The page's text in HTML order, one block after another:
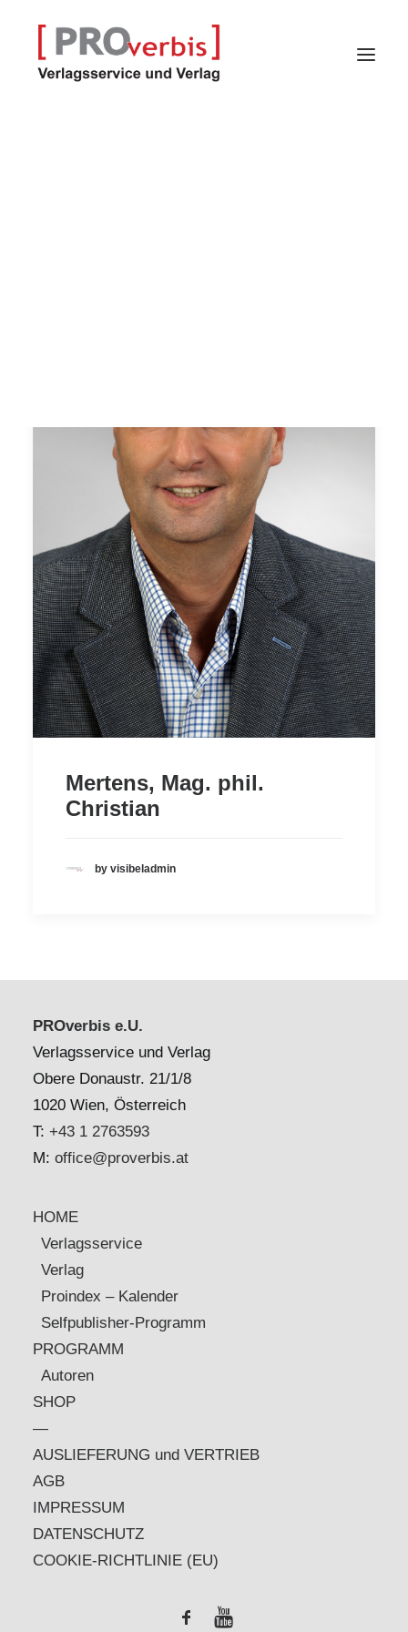
Mertens, Mag. phil.
Christian
by visibeladmin
PROverbis e.U.
Verlagsservice und Verlag
Obere Donaustr. 21/1/8
1020 Wien, Österreich
T: +43 1 2763593
M: office@proverbis.at
HOME
Verlagsservice
Verlag
Proindex – Kalender
Selfpublisher-Programm
PROGRAMM
Autoren
SHOP
—
AUSLIEFERUNG und VERTRIEB
AGB
IMPRESSUM
DATENSCHUTZ
COOKIE-RICHTLINIE (EU)